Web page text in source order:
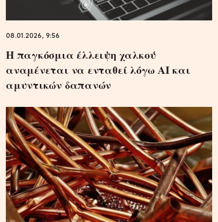
08.01.2026, 9:56
Η παγκόσμια έλλειψη χαλκού
αναμένεται να ενταθεί λόγω AI και
αμυντικών δαπανών